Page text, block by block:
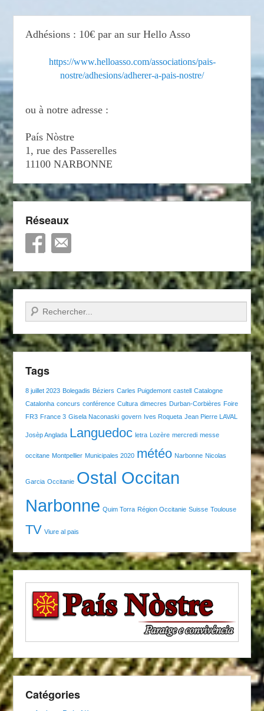
Adhésions : 10€ par an sur Hello Asso
https://www.helloasso.com/associations/pais-
nostre/adhesions/adherer-a-pais-nostre/
ou à notre adresse :
País Nòstre
1, rue des Passerelles
11100 NARBONNE
Réseaux
Recherche
Tags
8 juillet 2023 Bolegadis Béziers Carles Puigdemont castell Catalogne
Catalonha concurs conférence Cultura dimecres Durban-Corbières Foire
FR3 France 3 Gisela Naconaski govern Ives Roqueta Jean Pierre LAVAL
Josèp Anglada Languedoc letra Lozère mercredi messe
occitane Montpellier Municipales 2020 météo Narbonne Nicolas
Garcia Occitanie Ostal Occitan
Narbonne Quim Torra Région Occitanie Suisse Toulouse
TV Viure al pais
Catégories